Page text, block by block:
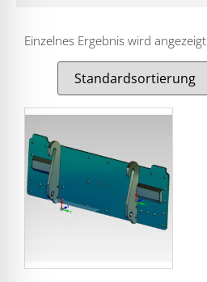
Einzelnes Ergebnis wird angezeigt